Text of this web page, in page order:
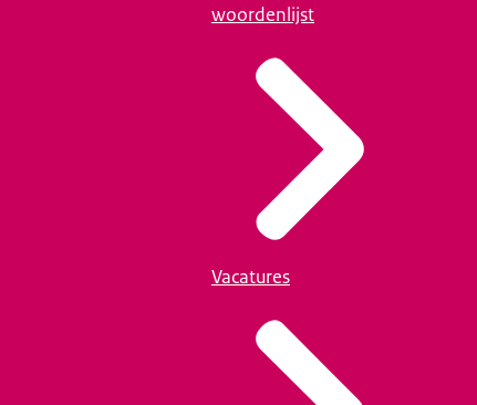
woordenlijst
Vacatures